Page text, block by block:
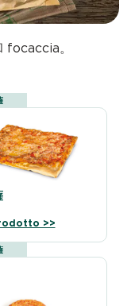
focaccia。
>>